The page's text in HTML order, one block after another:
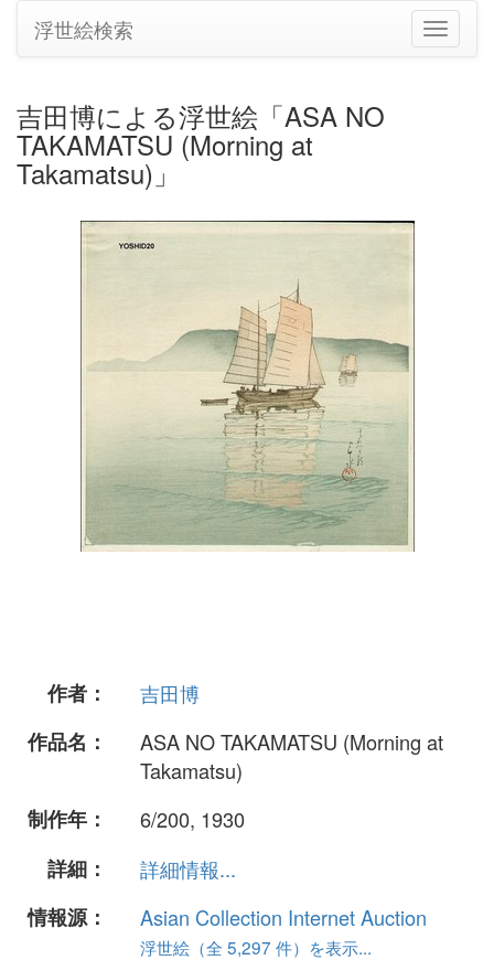
ナ
ビ
浮世絵検索
吉田博による浮世絵「ASA NO
TAKAMATSU (Morning at
Takamatsu)」
作者：
吉田博
作品名：
ASA NO TAKAMATSU (Morning at
Takamatsu)
制作年：
6/200, 1930
詳細：
詳細情報...
情報源：
Asian Collection Internet Auction
浮世絵（全 5,297 件）を表示...